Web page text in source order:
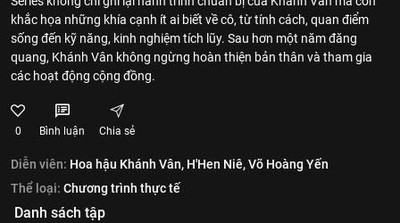
khắc họa những khía cạnh ít ai biết về cô, từ tính cách, quan điểm
sống đến kỹ năng, kinh nghiệm tích lũy. Sau hơn một năm đăng
quang, Khánh Vân không ngừng hoàn thiện bản thân và tham gia
các hoạt động cộng đồng.
0 Bình luận Chia sẻ
Diễn viên: Hoa hậu Khánh Vân, H'Hen Niê,Võ Hoàng Yến
Thể loại: Chương trình thực tế
Danh sách tập